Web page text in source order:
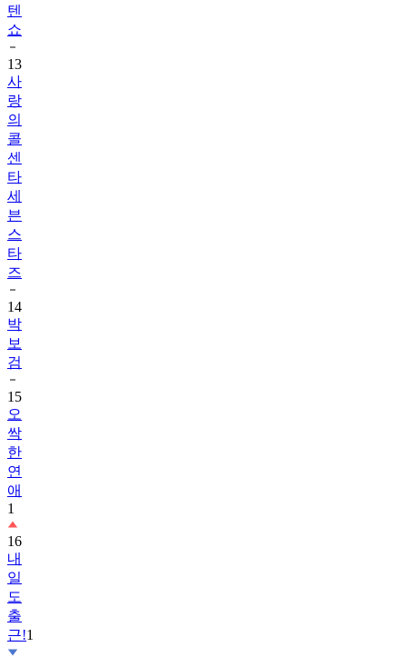
텐
쇼
13
사
랑
의
콜
센
타
세
븐
스
타
즈
14
박
보
검
15
오
싹
한
연
애
1
16
내
일
도
출
근!1